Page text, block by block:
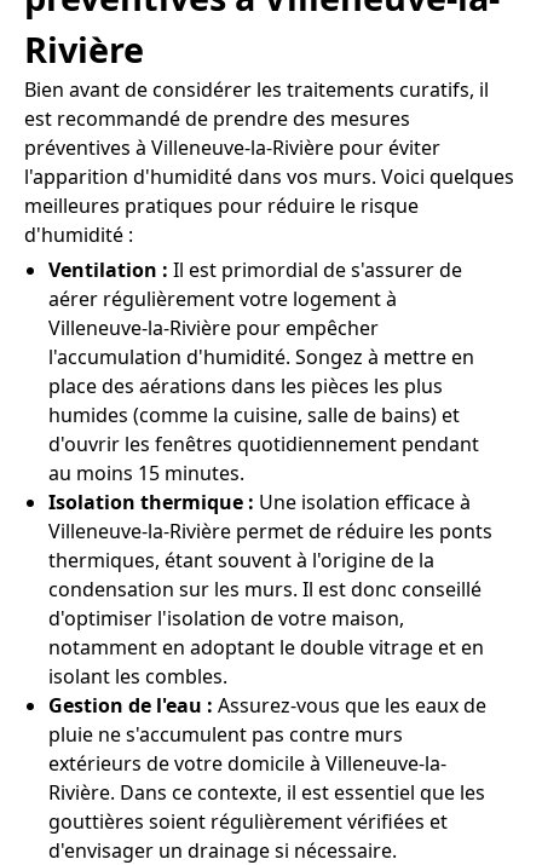
Rivière
Bien avant de considérer les traitements curatifs, il
est recommandé de prendre des mesures
préventives à Villeneuve-la-Rivière pour éviter
l'apparition d'humidité dans vos murs. Voici quelques
meilleures pratiques pour réduire le risque
d'humidité :
Ventilation : Il est primordial de s'assurer de
aérer régulièrement votre logement à
Villeneuve-la-Rivière pour empêcher
l'accumulation d'humidité. Songez à mettre en
place des aérations dans les pièces les plus
humides (comme la cuisine, salle de bains) et
d'ouvrir les fenêtres quotidiennement pendant
au moins 15 minutes.
Isolation thermique : Une isolation efficace à
Villeneuve-la-Rivière permet de réduire les ponts
thermiques, étant souvent à l'origine de la
condensation sur les murs. Il est donc conseillé
d'optimiser l'isolation de votre maison,
notamment en adoptant le double vitrage et en
isolant les combles.
Gestion de l'eau : Assurez-vous que les eaux de
pluie ne s'accumulent pas contre murs
extérieurs de votre domicile à Villeneuve-la-
Rivière. Dans ce contexte, il est essentiel que les
gouttières soient régulièrement vérifiées et
d'envisager un drainage si nécessaire.